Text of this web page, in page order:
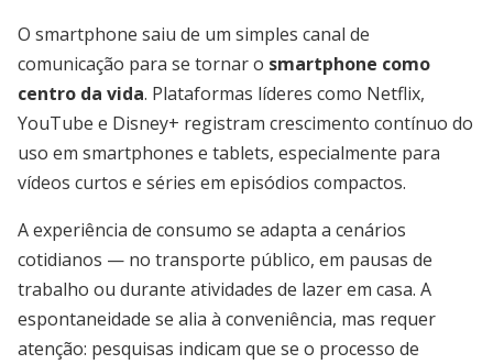
O smartphone saiu de um simples canal de
comunicação para se tornar o smartphone como
centro da vida. Plataformas líderes como Netflix,
YouTube e Disney+ registram crescimento contínuo do
uso em smartphones e tablets, especialmente para
vídeos curtos e séries em episódios compactos.
A experiência de consumo se adapta a cenários
cotidianos — no transporte público, em pausas de
trabalho ou durante atividades de lazer em casa. A
espontaneidade se alia à conveniência, mas requer
atenção: pesquisas indicam que se o processo de